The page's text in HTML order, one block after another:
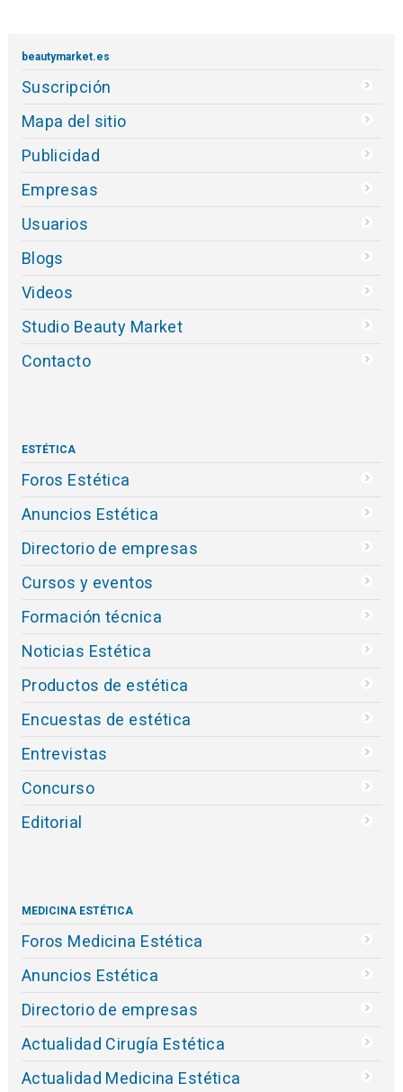
beautymarket.es
Suscripción
Mapa del sitio
Publicidad
Empresas
Usuarios
Blogs
Videos
Studio Beauty Market
Contacto
ESTÉTICA
Foros Estética
Anuncios Estética
Directorio de empresas
Cursos y eventos
Formación técnica
Noticias Estética
Productos de estética
Encuestas de estética
Entrevistas
Concurso
Editorial
MEDICINA ESTÉTICA
Foros Medicina Estética
Anuncios Estética
Directorio de empresas
Actualidad Cirugía Estética
Actualidad Medicina Estética